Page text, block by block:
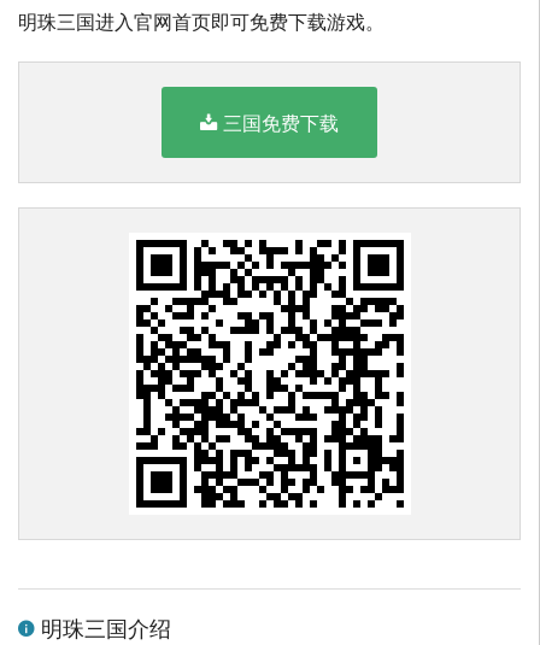
明珠三国进入官网首页即可免费下载游戏。
三国免费下载
明珠三国介绍